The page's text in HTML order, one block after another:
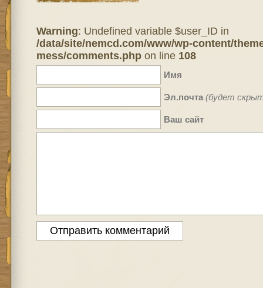
Warning: Undefined variable $user_ID in
/data/site/nemcd.com/www/wp-content/
mess/comments.phpon line 108
Имя
Эл.почта (будет
Ваш сайт